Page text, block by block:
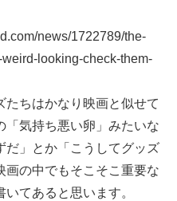
news/1722789/the-
looking-check-them-
たちはかなり映画と似せて
「気持ち悪い卵」みたいな
だ」とか「こうしてグッズ
画の中でもそこそこ重要な
てあると思います。